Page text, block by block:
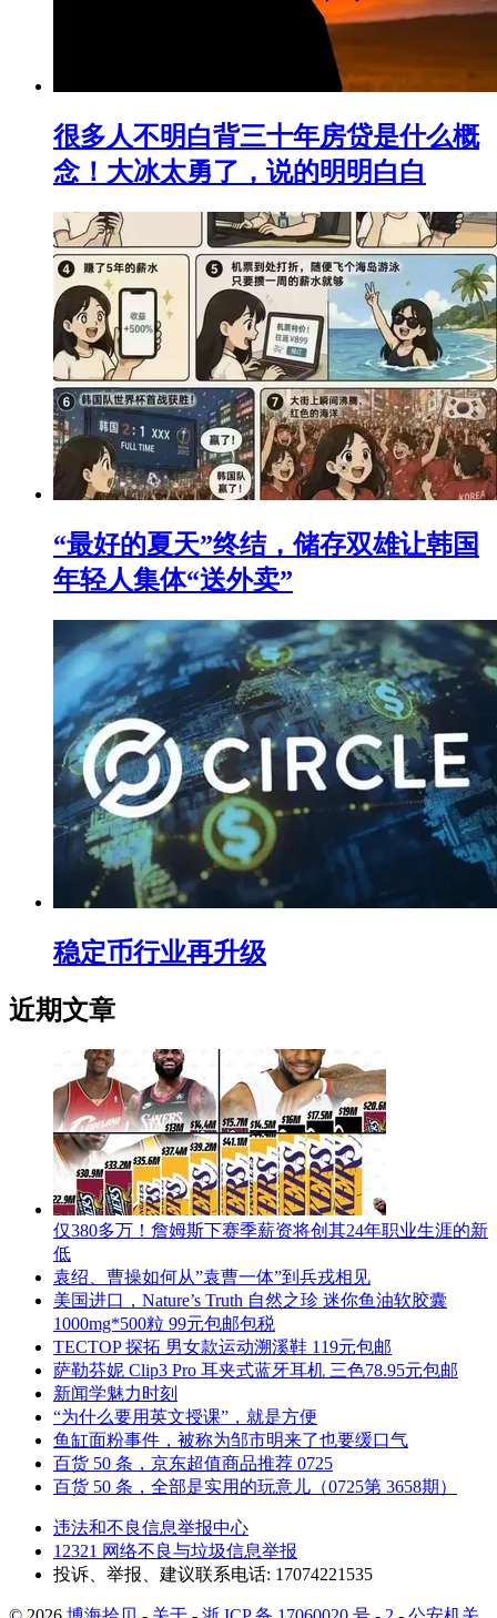
很多人不明白背三十年房贷是什么概
念！大冰太勇了，说的明明白白
“最好的夏天”终结，储存双雄让韩国
年轻人集体“送外卖”
稳定币行业再升级
近期文章
仅380多万！詹姆斯下赛季薪资将创其24年职业生涯的新
低
袁绍、曹操如何从”袁曹一体”到兵戎相见
美国进口，Nature’s Truth 自然之珍 迷你鱼油软胶囊
1000mg*500粒 99元包邮包税
TECTOP 探拓 男女款运动溯溪鞋 119元包邮
萨勒芬妮 Clip3 Pro 耳夹式蓝牙耳机 三色78.95元包邮
新闻学魅力时刻
“为什么要用英文授课”，就是方便
鱼缸面粉事件，被称为邹市明来了也要缓口气
百货 50 条，京东超值商品推荐 0725
百货 50 条，全部是实用的玩意儿（0725第 3658期）
违法和不良信息举报中心
12321 网络不良与垃圾信息举报
投诉、举报、建议联系电话: 17074221535